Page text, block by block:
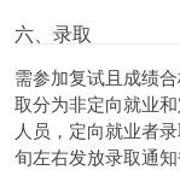
六、录取
需参加复试且成绩
取分为非定向就业
人员，定向就业者
旬左右发放录取通知